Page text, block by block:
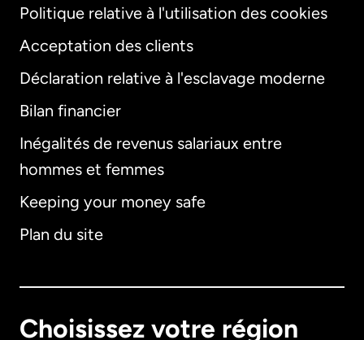
Politique relative à l'utilisation des cookies
Acceptation des clients
Déclaration relative à l'esclavage moderne
Bilan financier
Inégalités de revenus salariaux entre
hommes et femmes
Keeping your money safe
Plan du site
Choisissez votre région
International
Allemagne